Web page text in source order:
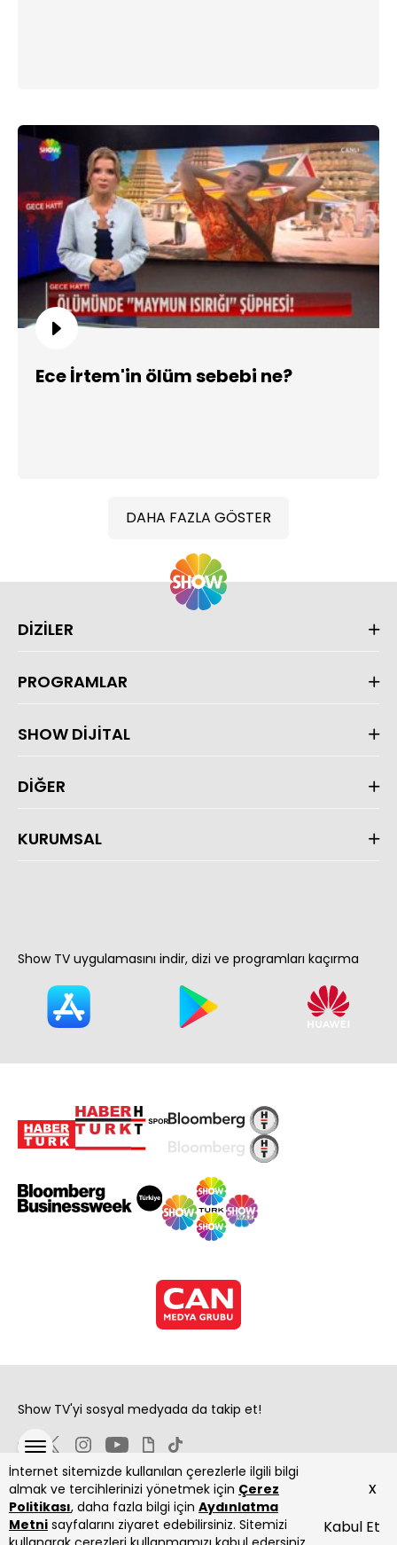
Ece İrtem'in ölüm sebebi ne?
DAHA FAZLA GÖSTER
İnternet sitemizde kullanılan çerezlerle ilgili bilgi
almak ve tercihlerinizi yönetmek için Çerez
Politikası, daha fazla bilgi için Aydınlatma
Metni sayfalarını ziyaret edebilirsiniz. Sitemizi
Kabul Et
x
DİZİLER
PROGRAMLAR
SHOW DİJİTAL
DİĞER
KURUMSAL
Show TV uygulamasını indir, dizi ve programları kaçırma
Show TV'yi sosyal medyada da takip et!
Copyright 2026 Show Televizyon Yayıncılık A.Ş.